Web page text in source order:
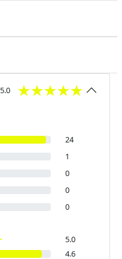
5.0
24
1
0
0
0
5.0
4.6